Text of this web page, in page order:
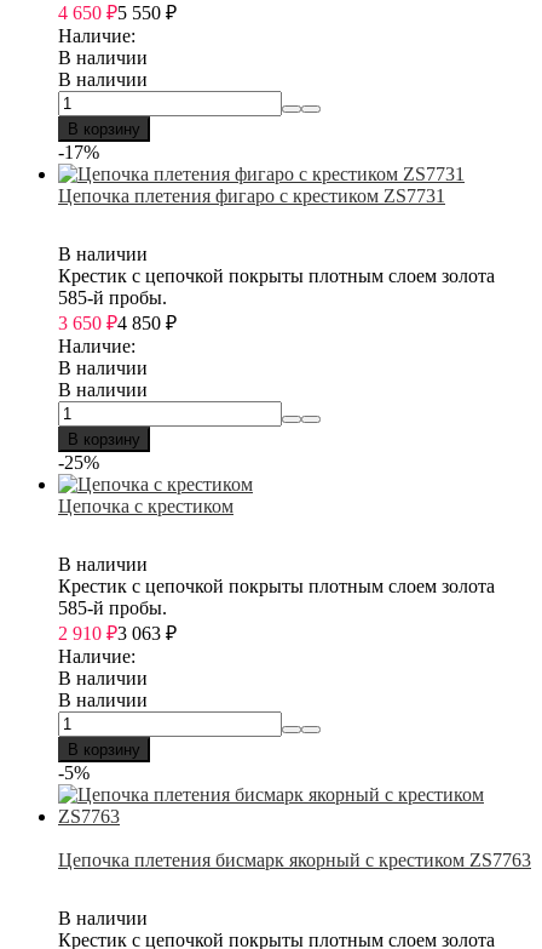
4 650 ₽5 550 ₽
Наличие:
В наличии
В наличии
В корзину
-17%
Цепочка плетения фигаро с крестиком ZS7731
В наличии
Крестик с цепочкой покрыты плотным слоем золота
585-й пробы.
3 650 ₽4 850 ₽
Наличие:
В наличии
В наличии
В корзину
-25%
Цепочка с крестиком
В наличии
Крестик с цепочкой покрыты плотным слоем золота
585-й пробы.
2 910 ₽3 063 ₽
Наличие:
В наличии
В наличии
В корзину
-5%
Цепочка плетения бисмарк якорный с крестиком ZS7763
В наличии
Крестик с цепочкой покрыты плотным слоем золота